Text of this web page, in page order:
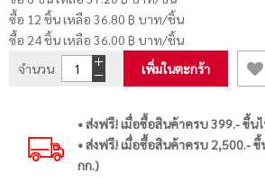
ซื้อ 12 ชิ้น เหลือ 36.80 ฿ บาท/ชิ้น
ซื้อ 24 ชิ้น เหลือ 36.00 ฿ บาท/ชิ้น
จำนวน
เพิ่มในตะกร้า
• ส่งฟรี! เมื่อซื้อสินค้าครบ 399.- ขึ้น
• ส่งฟรี! เมื่อซื้อสินค้าครบ 2,500.-
กก.)